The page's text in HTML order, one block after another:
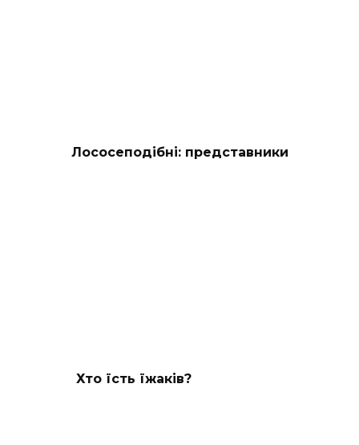
Лососеподібні: представники
Хто їсть їжаків?